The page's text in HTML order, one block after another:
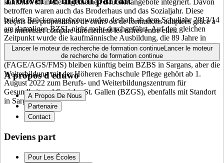
betroffen waren auch das Broderhaus und das Sozialjahr. Diese
beiden Brückenangebote wurden deshalb ab dem Schuljahr 2013/14
am damaligen BZSL nicht mehr durchgeführt. Auf den gleichen
Zeitpunkt wurde die kaufmännische Ausbildung, die 89 Jahre in
Walenstadt angesiedelt gewesen war, ebenfalls dem Standort
Sargans zugeführt. Die Gesundheitsberufe der Grundbildung
(FAGE/AGS/FMS) bleiben künftig beim BZBS in Sargans, aber die
Weiterbildung mit der Höheren Fachschule Pflege gehört ab 1.
August 2022 zum Berufs- und Weiterbildungszentrum für
Gesundheit und Soziales St. Gallen (BZGS), ebenfalls mit Standort
in Sargans.
Reçois des propositions de cours ou de formations adaptées grâce à
tes intérêts et compare directement les offres entre elles.
Lancer le moteur de recherche de formation continueLancer le moteur
de recherche de formation continue
A propos d'eduwo
A Propos De Nous
Partenaire
Contact
Deviens part
Pour Les Écoles